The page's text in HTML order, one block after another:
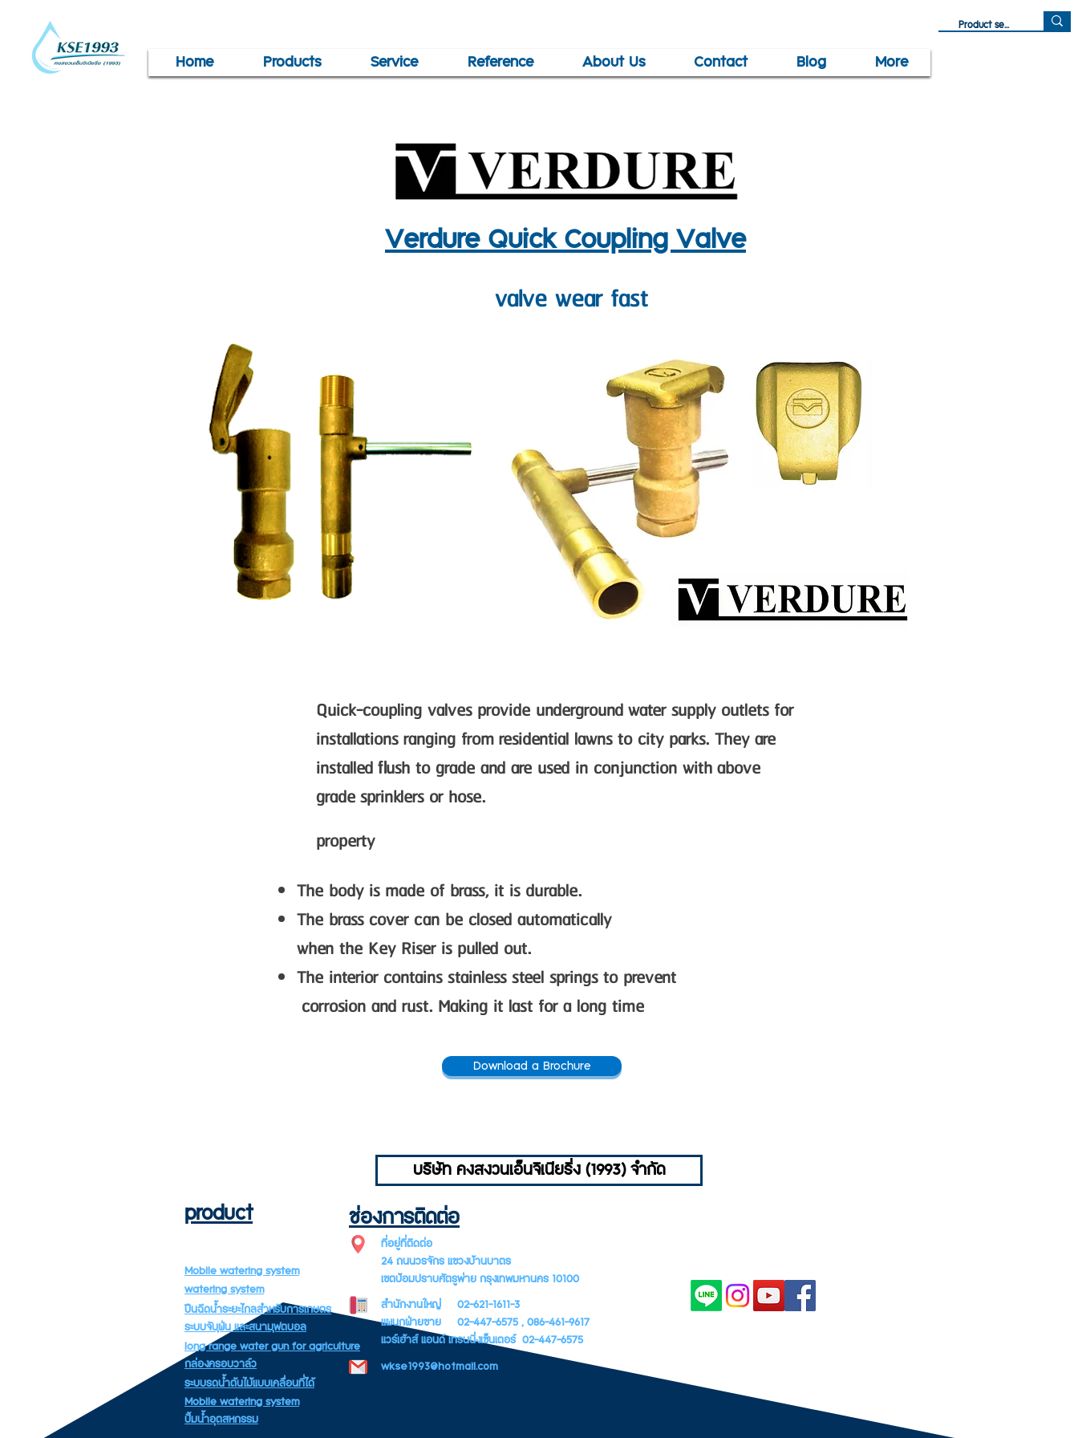
Home Products Service Reference About Us Contact Blog More
Verdure Quick Coupling Valve
valve wear fast
Quick-coupling valves provide underground water supply outlets for
installations ranging from residential lawns to city parks. They are
installed flush to grade and are used in conjunction with above
grade sprinklers or hose.
property
The body is made of brass, it is durable.
The brass cover can be closed automatically
when the Key Riser is pulled out.
The interior contains stainless steel springs to prevent
corrosion and rust. Making it last for a long time
Download a Brochure
บริษัท คงสงวนเอ็นจิเนียริ่ง (1993) จำกัด
product
Mobile watering system
watering system
ปืนฉีดน้ำระยะไกลสำหรับการเกษตร
ระบบจับฝุ่น และสนามฟุตบอล
long range water gun for agriculture
กล่องครอบวาล์ว
ระบบรดน้ำต้นไม้แบบเคลื่อนที่ได้
Mobile watering system
ปั้มน้ำอุตสหกรรม
ช่องการติดต่อ
ที่อยู่ที่ติดต่อ
24 ถนนวรจักร แขวงบ้านบาตร
เขตป้อมปราบศัตรูพ่าย กรุงเทพมหานคร 10100
สำนักงานใหญ่ 02-621-1611-3
แผนกฝ่ายขาย 02-447-6575 , 086-461-9617
แวร์เฮ้าส์ แอนด์ เทรนนิ่งเซ็นเตอร์ 02-447-6575
wkse1993@hotmail.com